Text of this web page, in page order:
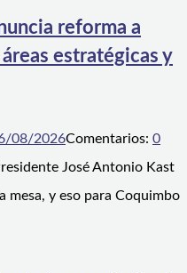
reforma a
estratégicas y
08/2026Comentarios: 0
José Antonio Kast
mesa, y eso para Coquimbo